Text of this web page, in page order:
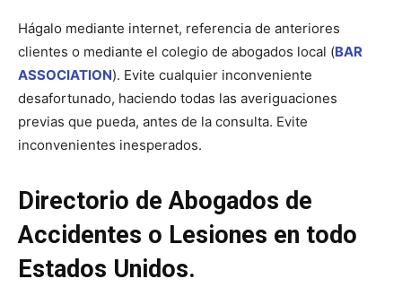
Hágalo mediante internet, referencia de anteriores
clientes o mediante el colegio de abogados local (BAR
ASSOCIATION). Evite cualquier inconveniente
desafortunado, haciendo todas las averiguaciones
previas que pueda, antes de la consulta. Evite
inconvenientes inesperados.
Directorio de Abogados de
Accidentes o Lesiones en todo
Estados Unidos.